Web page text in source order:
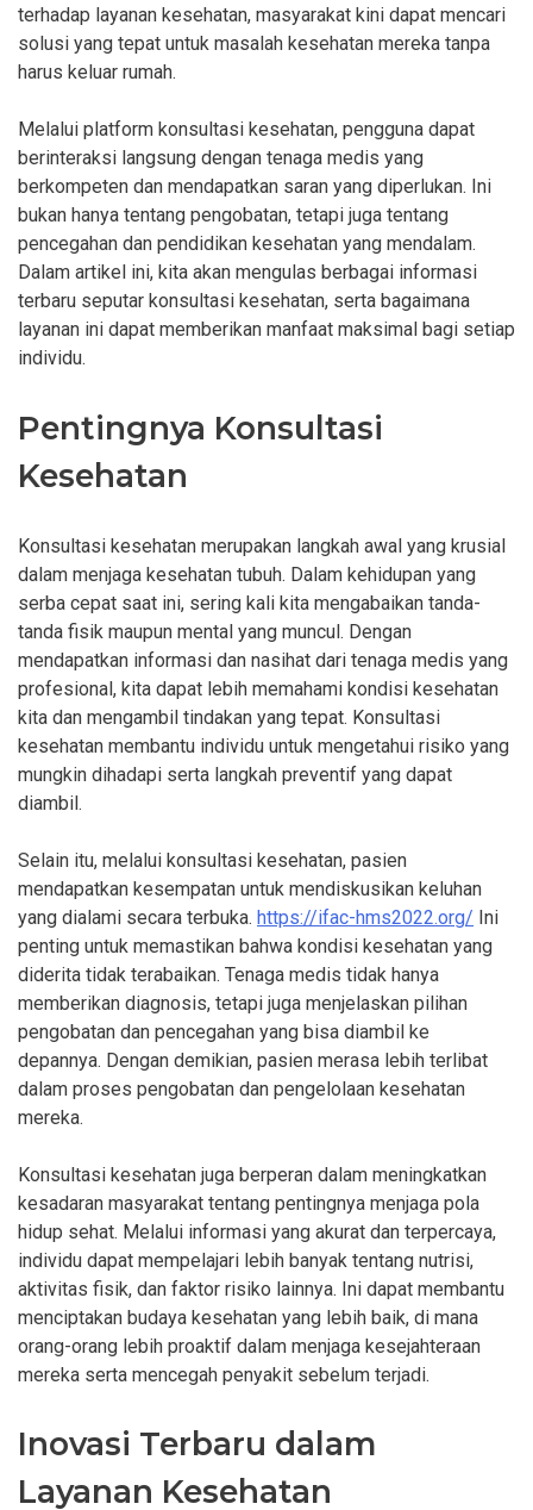
terhadap layanan kesehatan, masyarakat kini dapat mencari
solusi yang tepat untuk masalah kesehatan mereka tanpa
harus keluar rumah.
Melalui platform konsultasi kesehatan, pengguna dapat
berinteraksi langsung dengan tenaga medis yang
berkompeten dan mendapatkan saran yang diperlukan. Ini
bukan hanya tentang pengobatan, tetapi juga tentang
pencegahan dan pendidikan kesehatan yang mendalam.
Dalam artikel ini, kita akan mengulas berbagai informasi
terbaru seputar konsultasi kesehatan, serta bagaimana
layanan ini dapat memberikan manfaat maksimal bagi setiap
individu.
Pentingnya Konsultasi
Kesehatan
Konsultasi kesehatan merupakan langkah awal yang krusial
dalam menjaga kesehatan tubuh. Dalam kehidupan yang
serba cepat saat ini, sering kali kita mengabaikan tanda-
tanda fisik maupun mental yang muncul. Dengan
mendapatkan informasi dan nasihat dari tenaga medis yang
profesional, kita dapat lebih memahami kondisi kesehatan
kita dan mengambil tindakan yang tepat. Konsultasi
kesehatan membantu individu untuk mengetahui risiko yang
mungkin dihadapi serta langkah preventif yang dapat
diambil.
Selain itu, melalui konsultasi kesehatan, pasien
mendapatkan kesempatan untuk mendiskusikan keluhan
yang dialami secara terbuka. https://ifac-hms2022.org/ Ini
penting untuk memastikan bahwa kondisi kesehatan yang
diderita tidak terabaikan. Tenaga medis tidak hanya
memberikan diagnosis, tetapi juga menjelaskan pilihan
pengobatan dan pencegahan yang bisa diambil ke
depannya. Dengan demikian, pasien merasa lebih terlibat
dalam proses pengobatan dan pengelolaan kesehatan
mereka.
Konsultasi kesehatan juga berperan dalam meningkatkan
kesadaran masyarakat tentang pentingnya menjaga pola
hidup sehat. Melalui informasi yang akurat dan terpercaya,
individu dapat mempelajari lebih banyak tentang nutrisi,
aktivitas fisik, dan faktor risiko lainnya. Ini dapat membantu
menciptakan budaya kesehatan yang lebih baik, di mana
orang-orang lebih proaktif dalam menjaga kesejahteraan
mereka serta mencegah penyakit sebelum terjadi.
Inovasi Terbaru dalam
Layanan Kesehatan